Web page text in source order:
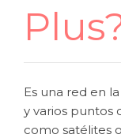
Es una red en
y varios puntos
como satélites